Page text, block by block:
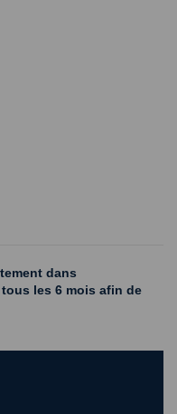
dans
les 6 mois afin de